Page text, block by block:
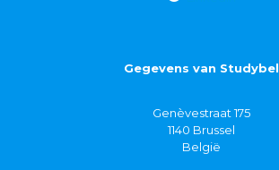
Gegevens van Studybel
Genèvestraat 175
1140 Brussel
België